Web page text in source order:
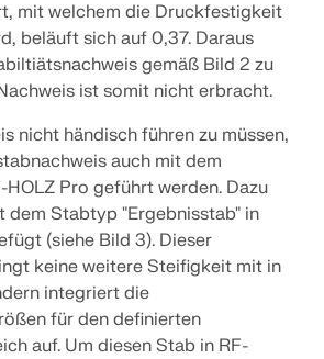
Sie Stahlverbindungen
EN 1993-1-8 und AISC 360,
in RFEM 6 für schnellere und
in der Tragwerksplanung.
mit welchem die Druckfestigkeit
beläuft sich auf 0,37. Daraus
gemäß Bild 2 zu
ist somit nicht erbracht.
nicht händisch führen zu müssen,
auch mit dem
Pro geführt werden. Dazu
dem Stabtyp "Ergebnisstab" in
(siehe Bild 3). Dieser
keine weitere Steifigkeit mit in
integriert die
für den definierten
auf. Um diesen Stab in RF-